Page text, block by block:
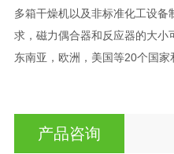
多箱干燥机以及非标准化工设
求，磁力偶合器和反应器的大小
东南亚，欧洲，美国等20个国家
产品咨询